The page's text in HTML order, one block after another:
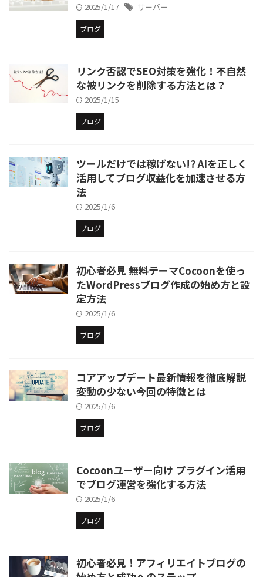
2025/1/17 サーバー
ブログ
リンク否認でSEO対策を強化！不自然
な被リンクを削除する方法とは？
2025/1/15
ブログ
ツールだけでは稼げない!? AIを正しく
活用してブログ収益化を加速させる方
法
2025/1/6
ブログ
初心者必見 無料テーマCocoonを使っ
たWordPressブログ作成の始め方と設
定方法
2025/1/6
ブログ
コアアップデート最新情報を徹底解説
変動の少ない今回の特徴とは
2025/1/6
ブログ
Cocoonユーザー向け プラグイン活用
でブログ運営を強化する方法
2025/1/6
ブログ
初心者必見！アフィリエイトブログの